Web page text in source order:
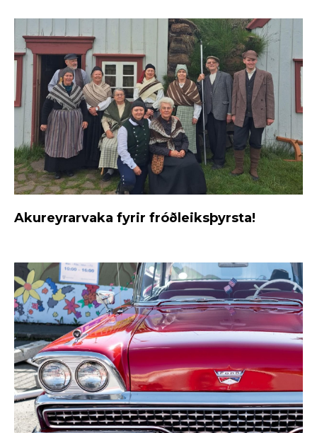
Akureyrarvaka fyrir fróðleiksþyrsta!